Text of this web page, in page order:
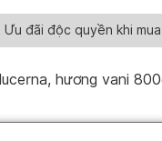
Ưu đãi độc quyền khi
hương vani